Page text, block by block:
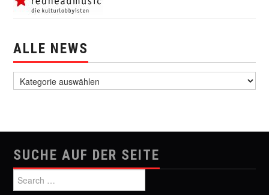
ALLE NEWS
SUCHE AUF DER SEITE
Search for: